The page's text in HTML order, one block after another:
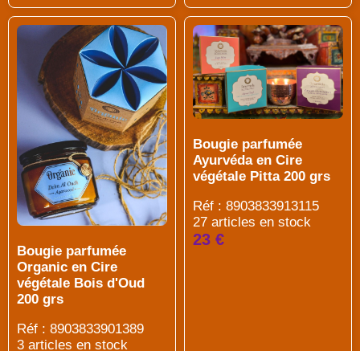
Bougie parfumée
Organic en Cire
végétale Bois d'Oud
200 grs
Réf : 8903833901389
3 articles en stock
Bougie parfumée
Ayurvéda en Cire
végétale Pitta 200 grs
Réf : 8903833913115
27 articles en stock
23 €